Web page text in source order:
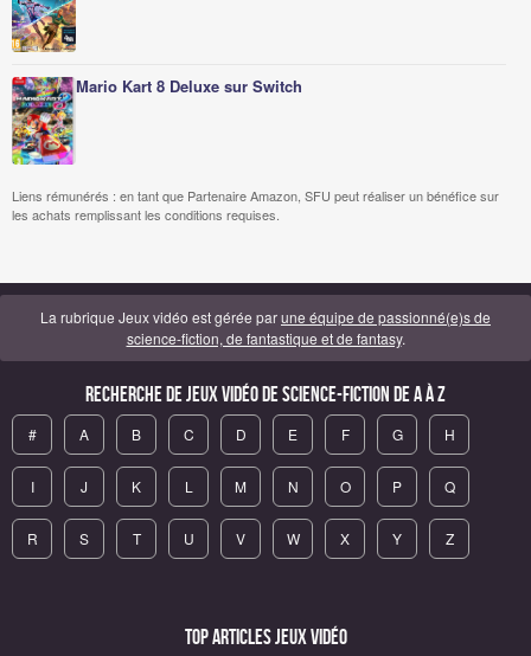
Mario Kart 8 Deluxe sur Switch
Liens rémunérés : en tant que Partenaire Amazon, SFU peut réaliser un bénéfice sur
les achats remplissant les conditions requises.
La rubrique Jeux vidéo est gérée parune équipe de passionné(e)s de
science-fiction, de fantastique et de fantasy.
Recherche de Jeux vidéo de science-fiction de A à Z
# A B C D E F G H
I J K L M N O P Q
R S T U V W X Y Z
Top articles Jeux vidéo